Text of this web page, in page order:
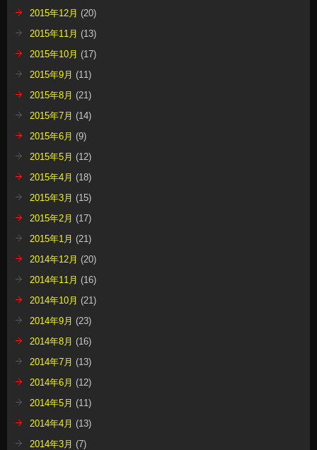
2015年12月 (20)
2015年11月 (13)
2015年10月 (17)
2015年9月 (11)
2015年8月 (21)
2015年7月 (14)
2015年6月 (9)
2015年5月 (12)
2015年4月 (18)
2015年3月 (15)
2015年2月 (17)
2015年1月 (21)
2014年12月 (20)
2014年11月 (16)
2014年10月 (21)
2014年9月 (23)
2014年8月 (16)
2014年7月 (13)
2014年6月 (12)
2014年5月 (11)
2014年4月 (13)
2014年3月 (7)